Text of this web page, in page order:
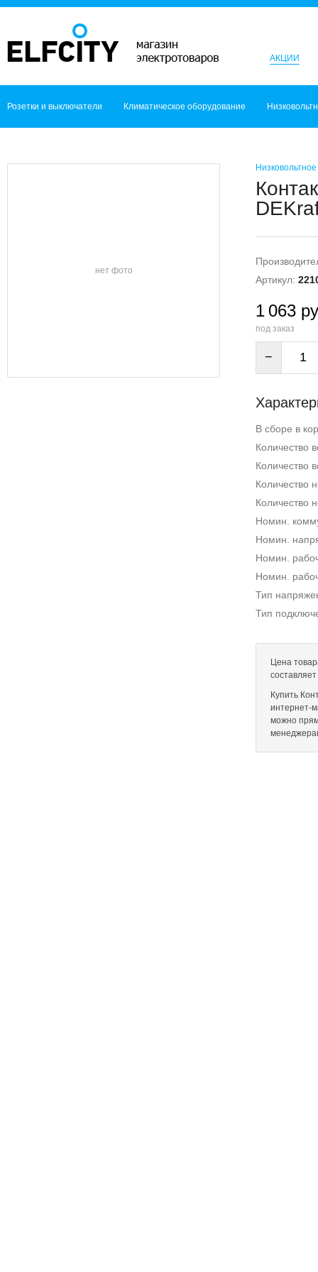
АКЦИИ
Розетки и выключатели Климатическое оборудование
нет фото
Артикул:
1 063
под заказ
−
В сборе в
Количество
Количество
Количество
Количество
Номин.
Номин.
Номин.
Номин.
Тип
Тип
Цена
Купить
интернет-
можно